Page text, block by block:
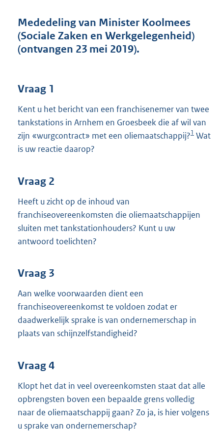
:
3
9
K
Mededeling van Minister Koolmees
(Sociale Zaken en Werkgelegenheid)
(ontvangen 23 mei 2019).
Vraag 1
Kent u het bericht van een franchisenemer van twee
tankstations in Arnhem en Groesbeek die af wil van
zijn «wurgcontract» met een oliemaatschappij?1 Wat
is uw reactie daarop?
Vraag 2
Heeft u zicht op de inhoud van
franchiseovereenkomsten die oliemaatschappijen
sluiten met tankstationhouders? Kunt u uw
antwoord toelichten?
Vraag 3
Aan welke voorwaarden dient een
franchiseovereenkomst te voldoen zodat er
daadwerkelijk sprake is van ondernemerschap in
plaats van schijnzelfstandigheid?
Vraag 4
Klopt het dat in veel overeenkomsten staat dat alle
opbrengsten boven een bepaalde grens volledig
naar de oliemaatschappij gaan? Zo ja, is hier volgens
u sprake van ondernemerschap?